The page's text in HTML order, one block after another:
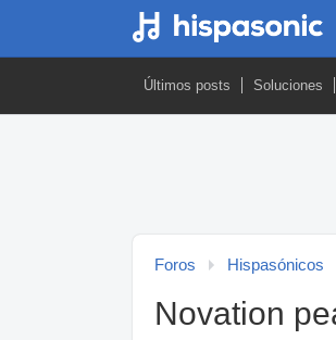
Últimos posts Soluciones
Foros Hispasónicos
Novation